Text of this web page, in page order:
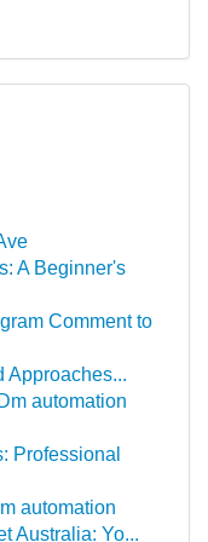
A Beginner's
Comment to
Approaches...
automation
Professional
automation
Australia: Yo...